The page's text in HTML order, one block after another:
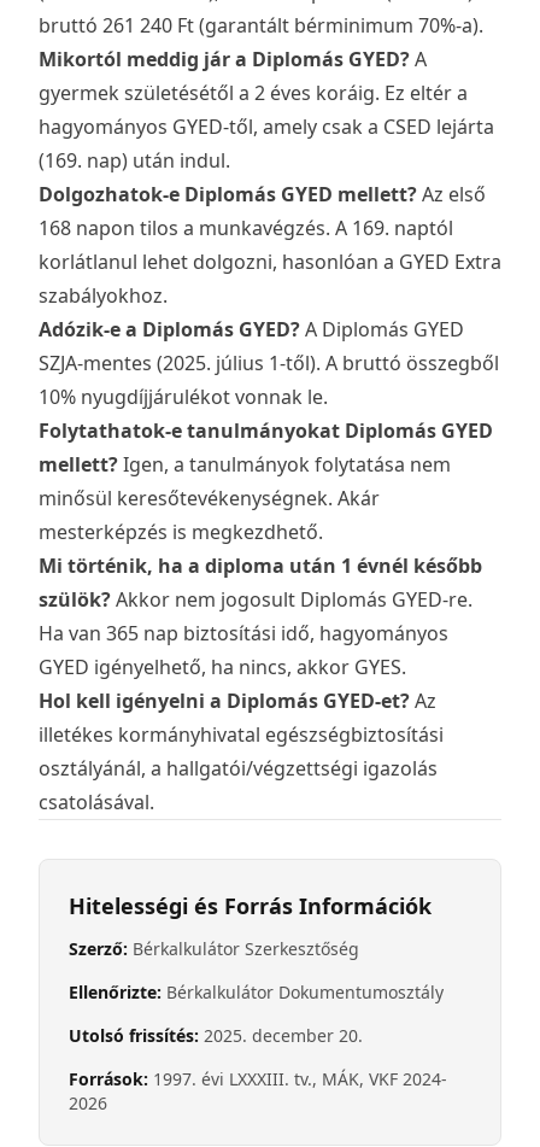
bruttó 261 240 Ft (garantált bérminimum 70%-a).
Mikortól meddig jár a Diplomás GYED?A
gyermek születésétől a 2 éves koráig. Ez eltér a
hagyományos GYED-től, amely csak a CSED lejárta
(169. nap) után indul.
Dolgozhatok-e Diplomás GYED mellett?Az első
168 napon tilos a munkavégzés. A 169. naptól
korlátlanul lehet dolgozni, hasonlóan a GYED Extra
szabályokhoz.
Adózik-e a Diplomás GYED?A Diplomás GYED
SZJA-mentes (2025. július 1-től). A bruttó összegből
10% nyugdíjjárulékot vonnak le.
Folytathatok-e tanulmányokat Diplomás GYED
mellett?Igen, a tanulmányok folytatása nem
minősül keresőtevékenységnek. Akár
mesterképzés is megkezdhető.
Mi történik, ha a diploma után 1 évnél később
szülök?Akkor nem jogosult Diplomás GYED-re.
Ha van 365 nap biztosítási idő, hagyományos
GYED igényelhető, ha nincs, akkor GYES.
Hol kell igényelni a Diplomás GYED-et?Az
illetékes kormányhivatal egészségbiztosítási
osztályánál, a hallgatói/végzettségi igazolás
csatolásával.
Hitelességi és Forrás Információk
Szerző: Bérkalkulátor Szerkesztőség
Ellenőrizte: Bérkalkulátor Dokumentumosztály
Utolsó frissítés: 2025. december 20.
Források: 1997. évi LXXXIII. tv., MÁK, VKF 2024-
2026